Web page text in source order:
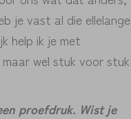
je vast al die ellelange
help ik je met
maar wel stuk voor stuk
proefdruk. Wist je